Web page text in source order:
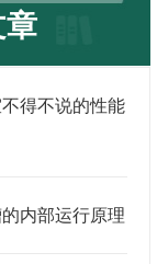
章
得不说的性能
内部运行原理